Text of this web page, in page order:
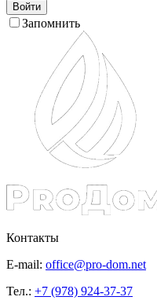
Войти
Запомнить
Контакты
E-mail: office@pro-dom.net
Тел.: +7 (978) 924-37-37